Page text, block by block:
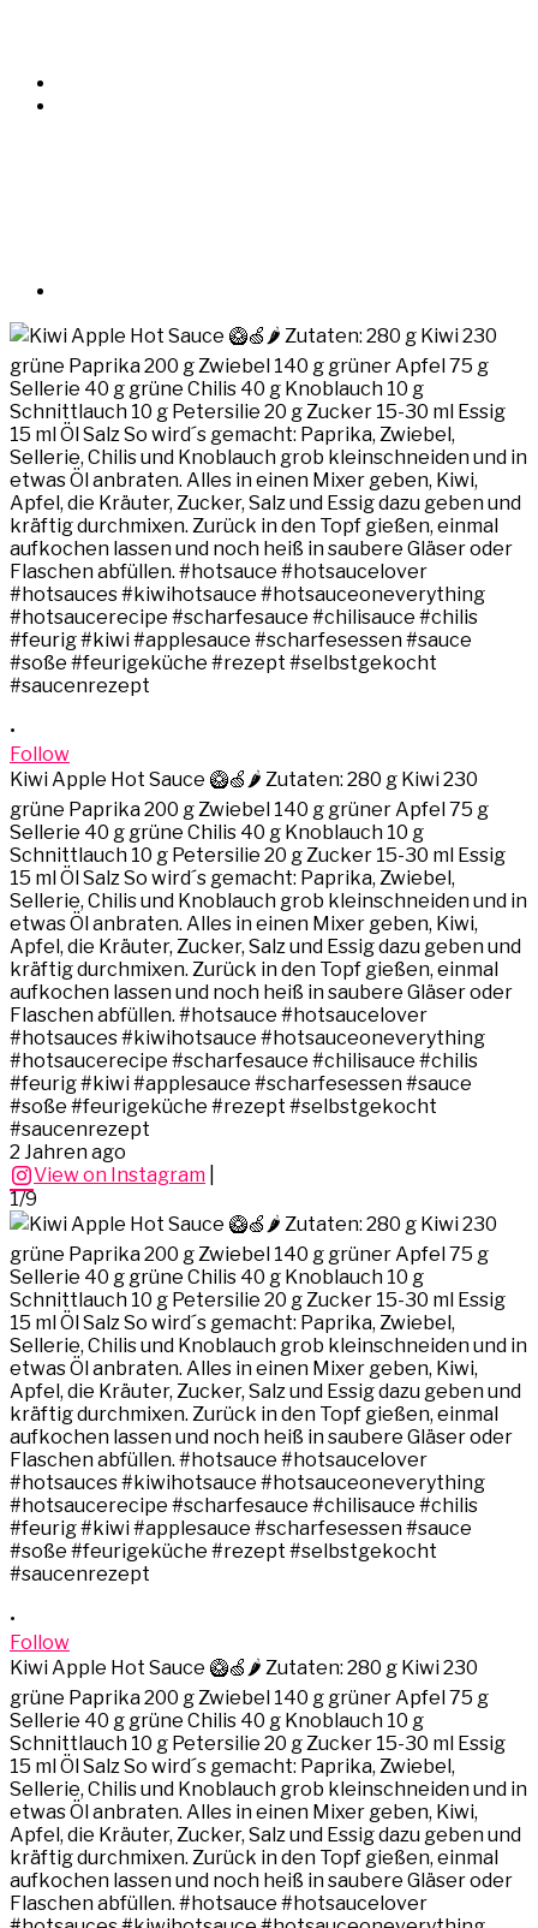
•
Follow
Kiwi Apple Hot Sauce 🥝🍏🌶️ Zutaten: 280 g Kiwi 230
grüne Paprika 200 g Zwiebel 140 g grüner Apfel 75 g
Sellerie 40 g grüne Chilis 40 g Knoblauch 10 g
Schnittlauch 10 g Petersilie 20 g Zucker 15-30 ml Essig
15 ml Öl Salz So wird´s gemacht: Paprika, Zwiebel,
Sellerie, Chilis und Knoblauch grob kleinschneiden und in
etwas Öl anbraten. Alles in einen Mixer geben, Kiwi,
Apfel, die Kräuter, Zucker, Salz und Essig dazu geben und
kräftig durchmixen. Zurück in den Topf gießen, einmal
aufkochen lassen und noch heiß in saubere Gläser oder
Flaschen abfüllen. #hotsauce #hotsaucelover
#hotsauces #kiwihotsauce #hotsauceoneverything
#hotsaucerecipe #scharfesauce #chilisauce #chilis
#feurig #kiwi #applesauce #scharfesessen #sauce
#soße #feurigeküche #rezept #selbstgekocht
#saucenrezept
2 Jahren ago
View on Instagram
1/9
•
Follow
Kiwi Apple Hot Sauce 🥝🍏🌶️ Zutaten: 280 g Kiwi 230
grüne Paprika 200 g Zwiebel 140 g grüner Apfel 75 g
Sellerie 40 g grüne Chilis 40 g Knoblauch 10 g
Schnittlauch 10 g Petersilie 20 g Zucker 15-30 ml Essig
15 ml Öl Salz So wird´s gemacht: Paprika, Zwiebel,
Sellerie, Chilis und Knoblauch grob kleinschneiden und in
etwas Öl anbraten. Alles in einen Mixer geben, Kiwi,
Apfel, die Kräuter, Zucker, Salz und Essig dazu geben und
kräftig durchmixen. Zurück in den Topf gießen, einmal
aufkochen lassen und noch heiß in saubere Gläser oder
Flaschen abfüllen. #hotsauce #hotsaucelover